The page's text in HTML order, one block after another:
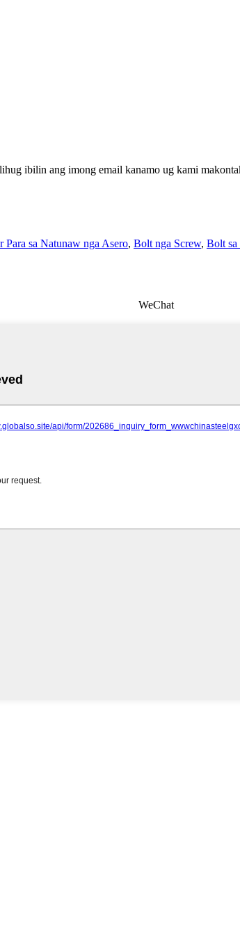
ibilin ang imong email kanamo ug kami
Para sa Natunaw nga Asero, Bolt nga Screw, Bolt
WeChat